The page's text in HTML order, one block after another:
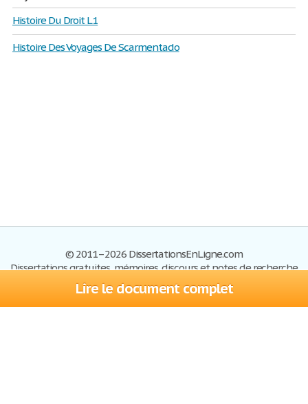
Lire le document complet
Histoire Du Droit L1
Histoire Des Voyages De Scarmentado
© 2011–2026 DissertationsEnLigne.com
Dissertations gratuites, mémoires, discours et notes de recherche